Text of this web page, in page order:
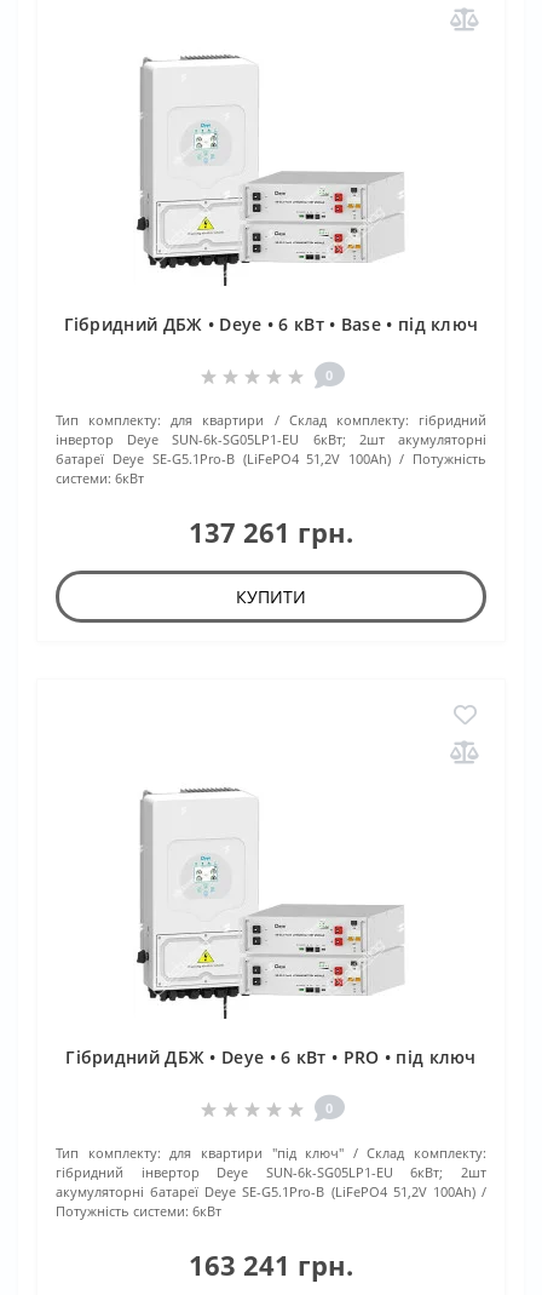
Гібридний ДБЖ • Deye • 6 кВт • Base • під ключ
0
Тип комплекту: для квартири Склад комплекту:
гібридний
інвертор Deye SUN-6k-SG05LP1-EU 6кВт; 2шт акумуляторні
батареї Deye SE-G5.1Pro-B (LiFePO4 51,2V 100Ah)
Потужність
системи: 6кВт
137 261 грн.
КУПИТИ
Гібридний ДБЖ • Deye • 6 кВт • PRO • під ключ
0
Тип комплекту: для квартири "під ключ"
Склад комплекту:
гібридний інвертор Deye SUN-6k-SG05LP1-EU 6кВт; 2шт
акумуляторні батареї Deye SE-G5.1Pro-B (LiFePO4 51,2V 100Ah)
Потужність системи: 6кВт
163 241 грн.